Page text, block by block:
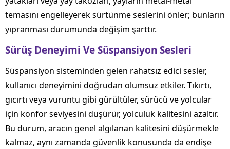
temasını engelleyerek sürtünme seslerini önler; bunların
yıpranması durumunda değişim şarttır.
Sürüş Deneyimi Ve Süspansiyon Sesleri
Süspansiyon sisteminden gelen rahatsız edici sesler,
kullanıcı deneyimini doğrudan olumsuz etkiler. Tıkırtı,
gıcırtı veya vuruntu gibi gürültüler, sürücü ve yolcular
için konfor seviyesini düşürür, yolculuk kalitesini azaltır.
Bu durum, aracın genel algılanan kalitesini düşürmekle
kalmaz, aynı zamanda güvenlik konusunda da endişe